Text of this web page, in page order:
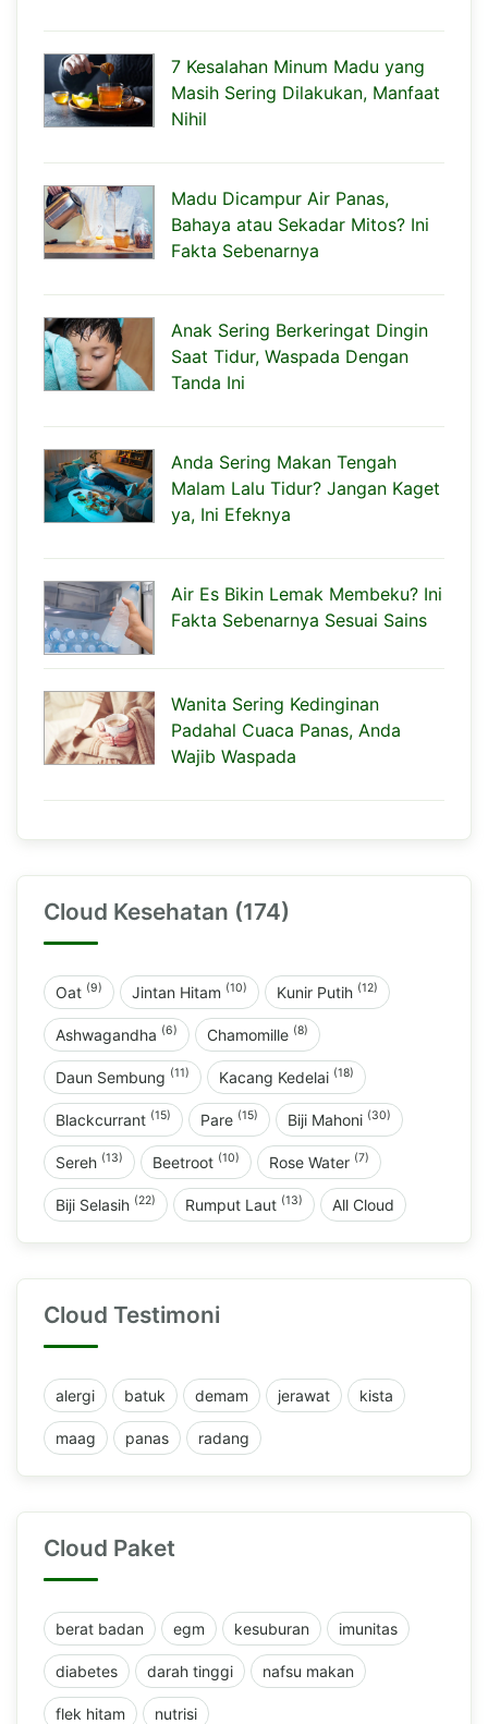
7 Kesalahan Minum Madu yang
Masih Sering Dilakukan, Manfaat
Nihil
Madu Dicampur Air Panas,
Bahaya atau Sekadar Mitos? Ini
Fakta Sebenarnya
Anak Sering Berkeringat Dingin
Saat Tidur, Waspada Dengan
Tanda Ini
Anda Sering Makan Tengah
Malam Lalu Tidur? Jangan Kaget
ya, Ini Efeknya
Air Es Bikin Lemak Membeku? Ini
Fakta Sebenarnya Sesuai Sains
Wanita Sering Kedinginan
Padahal Cuaca Panas, Anda
Wajib Waspada
Cloud Kesehatan (174)
Oat (9) Jintan Hitam (10) Kunir Putih (12)
Ashwagandha (6) Chamomille (8)
Daun Sembung (11) Kacang Kedelai (18)
Blackcurrant (15) Pare (15) Biji Mahoni (30)
Sereh (13) Beetroot (10) Rose Water (7)
Biji Selasih (22) Rumput Laut (13) All Cloud
Cloud Testimoni
alergi batuk demam jerawat kista
maag panas radang
Cloud Paket
berat badan egm kesuburan imunitas
diabetes darah tinggi nafsu makan
flek hitam nutrisi